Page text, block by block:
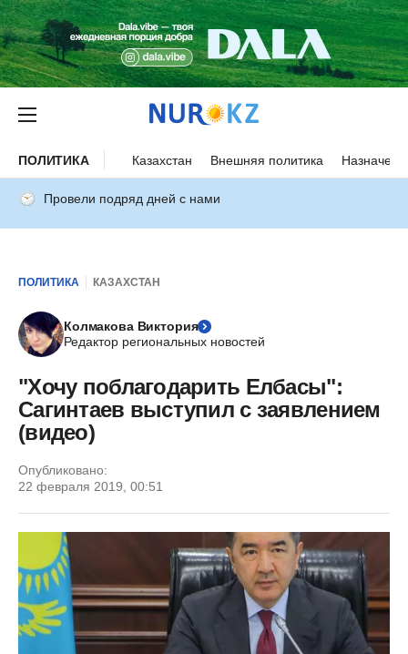
ПОЛИТИКА Казахстан Внешняя политика
Провели подряд дней с нами
ПОЛИТИКА КАЗАХСТАН
Колмакова Виктория
Редактор региональных новостей
"Хочу поблагодарить Елбасы":
Сагинтаев выступил с заявлением
(видео)
Опубликовано:
22 февраля 2019, 00:51